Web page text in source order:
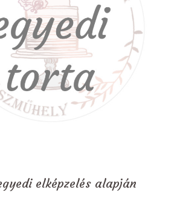
elképzelés alapján